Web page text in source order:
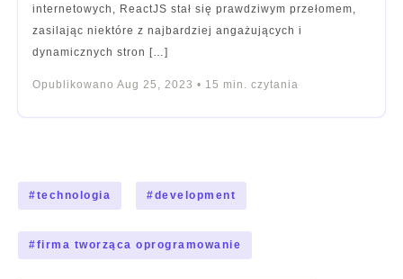
internetowych, ReactJS stał się prawdziwym przełomem,
zasilając niektóre z najbardziej angażujących i
dynamicznych stron […]
Opublikowano Aug 25, 2023 • 15 min. czytania
#technologia #development
#firma tworząca oprogramowanie